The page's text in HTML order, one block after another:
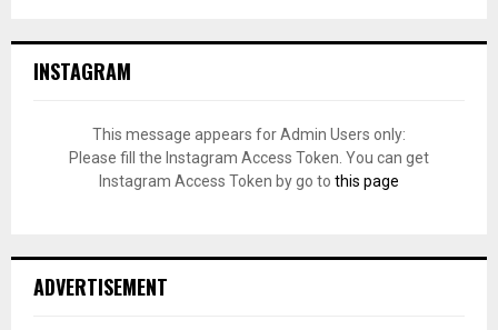
INSTAGRAM
This message appears for Admin Users only:
Please fill the Instagram Access Token. You can get
Instagram Access Token by go to this page
ADVERTISEMENT